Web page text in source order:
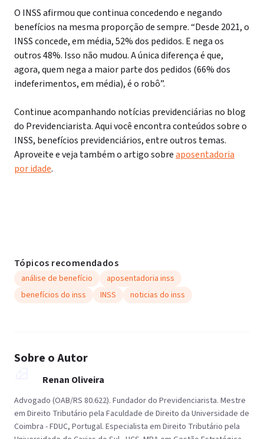
O INSS afirmou que continua concedendo e negando
benefícios na mesma proporção de sempre. “Desde 2021, o
INSS concede, em média, 52% dos pedidos. E nega os
outros 48%. Isso não mudou. A única diferença é que,
agora, quem nega a maior parte dos pedidos (66% dos
indeferimentos, em média), é o robô”.
Continue acompanhando notícias previdenciárias no blog
do Previdenciarista. Aqui você encontra conteúdos sobre o
INSS, benefícios previdenciários, entre outros temas.
Aproveite e veja também o artigo sobreaposentadoria
por idade.
Tópicos recomendados
análise de benefício
aposentadoria inss
benefícios do inss
INSS noticias do inss
Sobre o Autor
Renan Oliveira
Advogado (OAB/RS 80.622). Fundador do Previdenciarista. Mestre
em Direito Tributário pela Faculdade de Direito da Universidade de
Coimbra - FDUC, Portugal. Especialista em Direito Tributário pela